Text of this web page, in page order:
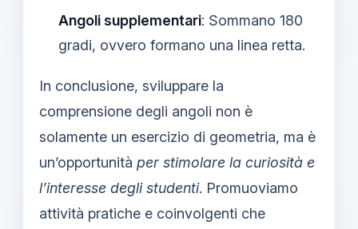
Angoli supplementari: Sommano 180
gradi, ovvero formano una linea retta.
In conclusione, sviluppare la
comprensione degli angoli non è
solamente un esercizio di geometria, ma è
un’opportunità per stimolare la curiosità e
l’interesse degli studenti. Promuoviamo
attività pratiche e coinvolgenti che